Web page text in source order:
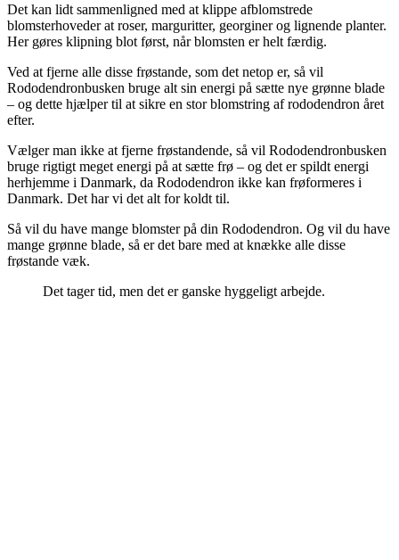
Det kan lidt sammenligned med at klippe afblomstrede
blomsterhoveder at roser, marguritter, georginer og lignende planter.
Her gøres klipning blot først, når blomsten er helt færdig.
Ved at fjerne alle disse frøstande, som det netop er, så vil
Rododendronbusken bruge alt sin energi på sætte nye grønne blade
– og dette hjælper til at sikre en stor blomstring af rododendron året
efter.
Vælger man ikke at fjerne frøstandende, så vil Rododendronbusken
bruge rigtigt meget energi på at sætte frø – og det er spildt energi
herhjemme i Danmark, da Rododendron ikke kan frøformeres i
Danmark. Det har vi det alt for koldt til.
Så vil du have mange blomster på din Rododendron. Og vil du have
mange grønne blade, så er det bare med at knække alle disse
frøstande væk.
Det tager tid, men det er ganske hyggeligt arbejde.